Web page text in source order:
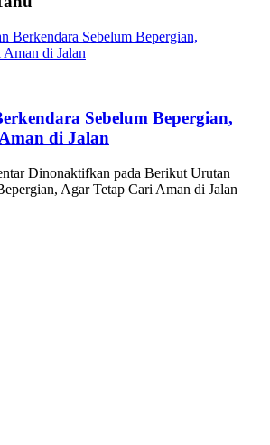
Sebelum Bepergian,
di Jalan
Dinonaktifkan pada Berikut Urutan
Agar Tetap Cari Aman di Jalan